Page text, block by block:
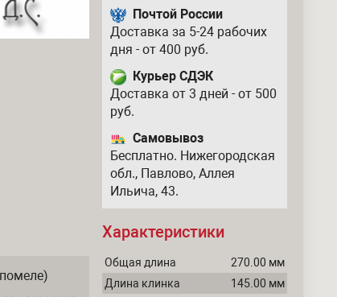
Почтой России
Доставка за 5-24 рабочих
дня - от 400 руб.
Курьер СДЭК
Доставка от 3 дней - от 500
руб.
Самовывоз
Бесплатно. Нижегородская
обл., Павлово, Аллея
Ильича, 43.
Характеристики
Общая длина
270.00 мм
Длина клинка
145.00 мм